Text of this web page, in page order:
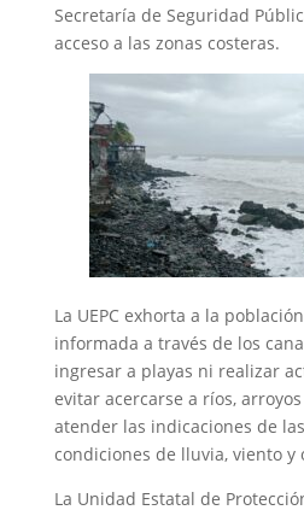
Secretaría de Seguridad
acceso a las zonas costeras.
La UEPC exhorta a la
informada a través de los
ingresar a playas ni realizar
evitar acercarse a ríos,
atender las indicaciones de
condiciones de lluvia, viento y
La Unidad Estatal de